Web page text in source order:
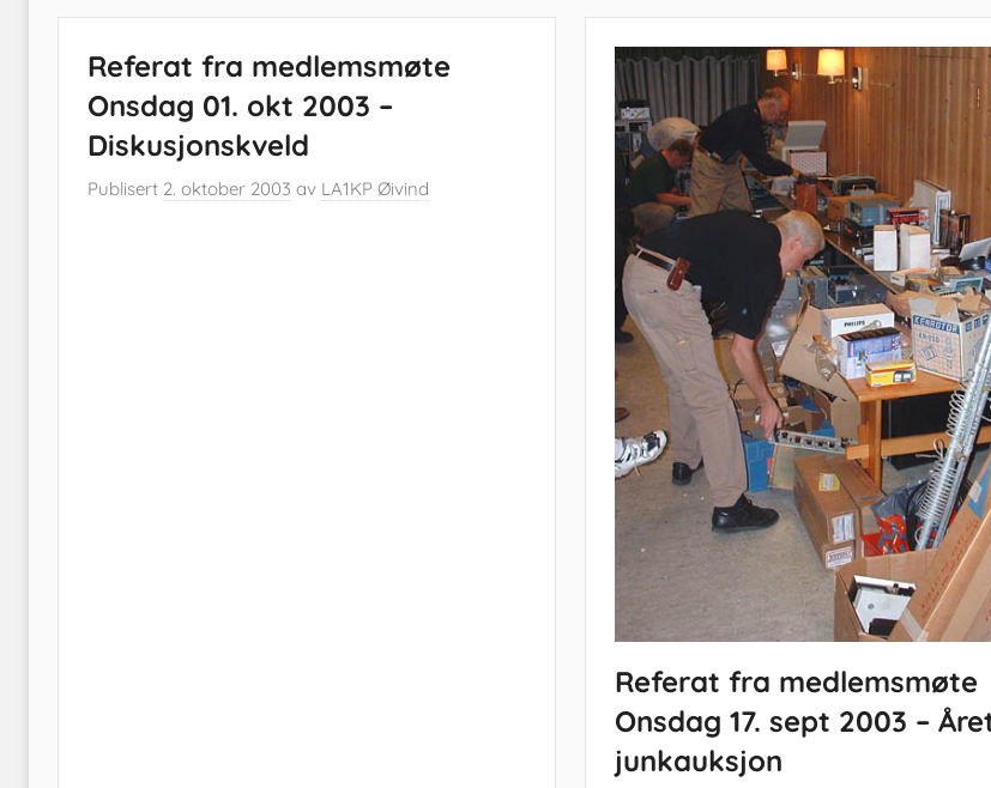
Referat fra medlemsmøte
Onsdag 01. okt 2003 –
Diskusjonskveld
Publisert 2. oktober 2003 av LA1KP Øivind
Referat fra medlemsmøte
Onsdag 17. sept 2003 –
junkauksjon